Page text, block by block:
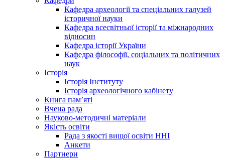
Кафедра археології та спеціальних галузей
історичної науки
Кафедра всесвітньої історії та міжнародних
відносин
Кафедра історії України
Кафедра філософії, соціальних та політичних
наук
Історія
Історія Інституту
Історія археологічного кабінету
Книга памʼяті
Вчена рада
Науково-методичні матеріали
Якість освіти
Рада з якості вищої освіти ННІ
Анкети
Партнери